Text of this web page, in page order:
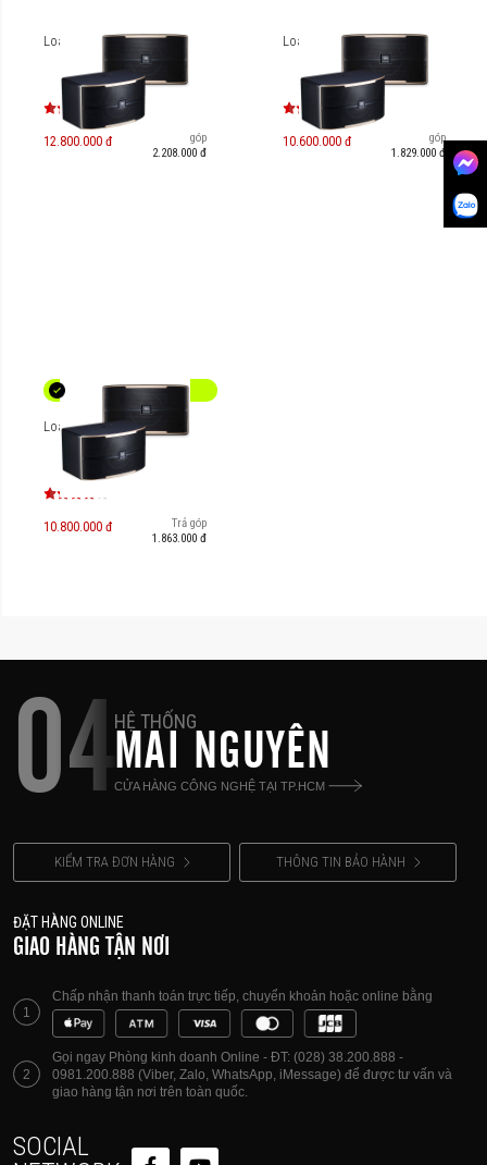
Loa JBL Pasion 8
12.800.000 đ
Trả góp
2.208.000 đ
Loa JBL Pasion 6F
10.600.000 đ
Trả góp
1.829.000 đ
Loa JBL Pasion 6
10.800.000 đ
Trả góp
1.863.000 đ
04HỆ THỐNG
MAI NGUYÊN
CỬA HÀNG CÔNG NGHỆ TẠI TP.HCM
KIỂM TRA ĐƠN HÀNG THÔNG TIN BẢO HÀNH
ĐẶT HÀNG ONLINE
GIAO HÀNG TẬN NƠI
1
Chấp nhận thanh toán trực tiếp, chuyển khoản hoặc online bằng
2
Gọi ngay Phòng kinh doanh Online - ĐT: (028) 38.200.888 -
0981.200.888 (Viber, Zalo, WhatsApp, iMessage) để được tư vấn và
giao hàng tận nơi trên toàn quốc.
SOCIAL